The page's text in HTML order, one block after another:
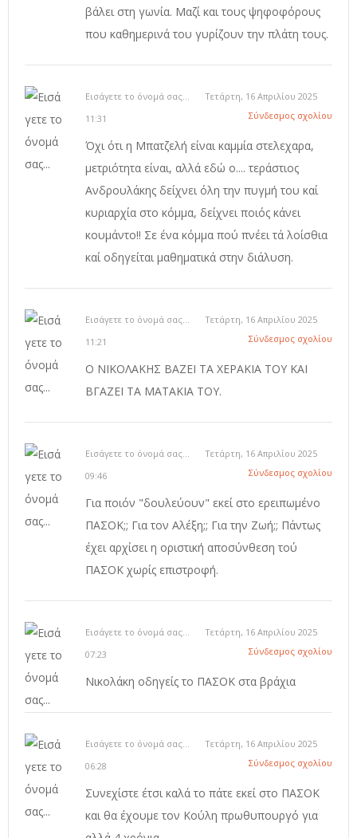
βάλει στη γωνία. Μαζί και τους ψηφοφόρους
που καθημερινά του γυρίζουν την πλάτη τους.
Εισάγετε το όνομά σας...
Τετάρτη, 16 Απριλίου 2025
11:31
Σύνδεσμος σχολίου
Όχι ότι η Μπατζελή είναι καμμία στελεχαρα,
μετριότητα είναι, αλλά εδώ ο.... τεράστιος
Ανδρουλάκης δείχνει όλη την πυγμή του καί
κυριαρχία στο κόμμα, δείχνει ποιός κάνει
κουμάντο!! Σε ένα κόμμα πού πνέει τά λοίσθια
καί οδηγείται μαθηματικά στην διάλυση.
Εισάγετε το όνομά σας...
Τετάρτη, 16 Απριλίου 2025
11:21
Σύνδεσμος σχολίου
Ο ΝΙΚΟΛΑΚΗΣ ΒΑΖΕΙ ΤΑ ΧΕΡΑΚΙΑ ΤΟΥ ΚΑΙ
ΒΓΑΖΕΙ ΤΑ ΜΑΤΑΚΙΑ ΤΟΥ.
Εισάγετε το όνομά σας...
Τετάρτη, 16 Απριλίου 2025
09:46
Σύνδεσμος σχολίου
Για ποιόν "δουλεύουν" εκεί στο ερειπωμένο
ΠΑΣΟΚ;; Για τον Αλέξη;; Για την Ζωή;; Πάντως
έχει αρχίσει η οριστική αποσύνθεση τού
ΠΑΣΟΚ χωρίς επιστροφή.
Εισάγετε το όνομά σας...
Τετάρτη, 16 Απριλίου 2025
07:23
Σύνδεσμος σχολίου
Νικολάκη οδηγείς το ΠΑΣΟΚ στα βράχια
Εισάγετε το όνομά σας...
Τετάρτη, 16 Απριλίου 2025
06:28
Σύνδεσμος σχολίου
Συνεχίστε έτσι καλά το πάτε εκεί στο ΠΑΣΟΚ
και θα έχουμε τον Κούλη πρωθυπουργό για